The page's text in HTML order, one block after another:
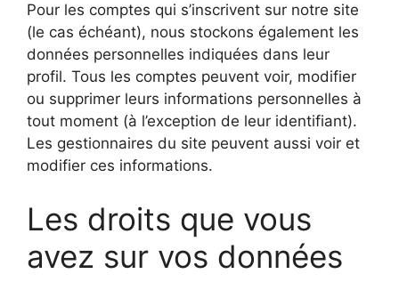
Pour les comptes qui s’inscrivent sur notre site
(le cas échéant), nous stockons également les
données personnelles indiquées dans leur
profil. Tous les comptes peuvent voir, modifier
ou supprimer leurs informations personnelles à
tout moment (à l’exception de leur identifiant).
Les gestionnaires du site peuvent aussi voir et
modifier ces informations.
Les droits que vous
avez sur vos données